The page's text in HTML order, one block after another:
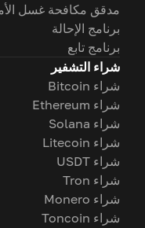
مدقق مكافحة غسل
برنامج الإحالة
برنامج تابع
شراء التشفير
شراء Bitcoin
شراء Ethereum
شراء Solana
شراء Litecoin
شراء USDT
شراء Tron
شراء Monero
شراء Toncoin